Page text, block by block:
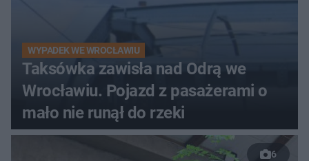
WYPADEK WE WROCŁAWIU
Taksówka zawisła nad Odrą we
Wrocławiu. Pojazd z pasażerami o
mało nie runął do rzeki
6